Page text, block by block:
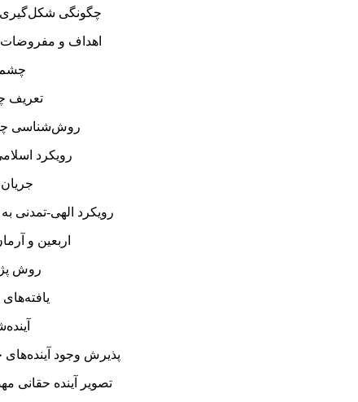
چگونگی شکل‌گیری
اهداف و مفروضات
چشم
تعریف
روش‌شناسی
رویکرد
جریان
رویکرد الهی-تمدنی به
اربعین و
روش
یافته‌های
پذیرش وجود آینده‌های
تصویر آینده حقانی